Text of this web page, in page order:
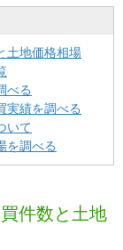
土地価格相場
べる
実績を調べる
いて
を調べる
件数と土地